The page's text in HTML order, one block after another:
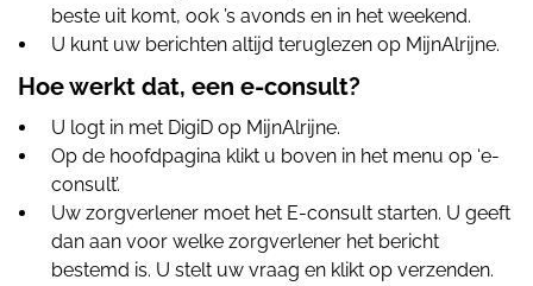
beste uit komt, ook ’s avonds en in het weekend.
U kunt uw berichten altijd teruglezen op MijnAlrijne.
Hoe werkt dat, een e-consult?
U logt in met DigiD op MijnAlrijne.
Op de hoofdpagina klikt u boven in het menu op ‘e-
consult’.
Uw zorgverlener moet het E-consult starten. U geeft
dan aan voor welke zorgverlener het bericht
bestemd is. U stelt uw vraag en klikt op verzenden.